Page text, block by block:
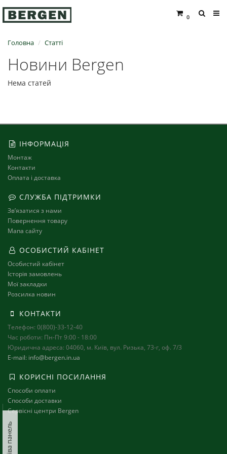
0
Головна Статті
Інверторний кондиціонер -
BEI07FRD/BEO07FRD
16 999 ₴
До кошика
На складі Модель:981
Новини Bergen
Нема статей
ІНФОРМАЦІЯ
Монтаж
Контакти
Оплата і доставка
СЛУЖБА ПІДТРИМКИ
Зв’язатися з нами
Повернення товару
Мапа сайту
ОСОБИСТИЙ КАБІНЕТ
Особистий кабінет
Історія замовлень
Мої закладки
Розсилка новин
КОНТАКТИ
Телефон: 0(800)-33-12-40
Час роботи: Пн-Пт 9:00 - 18:00
Юридична адреса: 04060, м. Київ, вул. Ризька, 73-г, оф. 7/3
E-mail: info@bergen.in.ua
КОРИСНІ ПОСИЛАННЯ
Способи оплати
Способи доставки
Сервісні центри Bergen
Ліва панель